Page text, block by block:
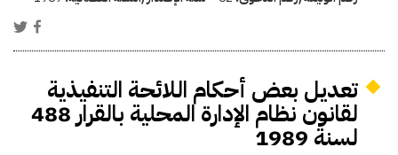
تعديل بعض أحكام اللائحة التنفيذية
لقانون نظام الإدارة المحلية بالقرار 488
لسنة 1989